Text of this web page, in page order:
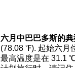
六月中巴巴多斯的
(78.08 ℉). 起始六月
最高温度是在 31.1